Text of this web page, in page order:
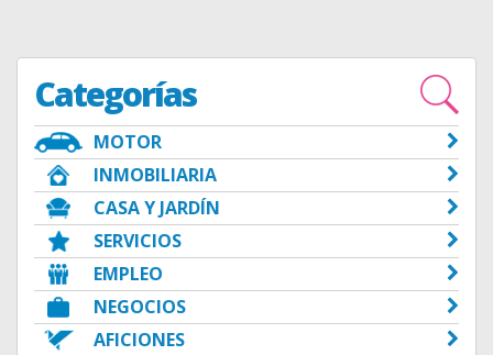
Categorías
MOTOR
INMOBILIARIA
CASA Y JARDÍN
SERVICIOS
EMPLEO
NEGOCIOS
AFICIONES